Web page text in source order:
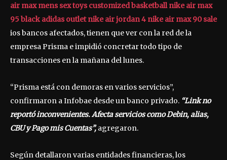
air max mens sex toys customized basketball nike air max
95 black adidas outlet nike air jordan 4 nike air max 90 sale
ios bancos afectados, tienen que ver con la red de la
empresa Prisma e impidió concretar todo tipo de
transacciones en la mañana del lunes.
“Prisma está con demoras en varios servicios”,
confirmaron a Infobae desde un banco privado. “Link no
reportó inconvenientes. Afecta servicios como Debin, alias,
CBU y Pago mis Cuentas”,agregaron.
Según detallaron varias entidades financieras, los